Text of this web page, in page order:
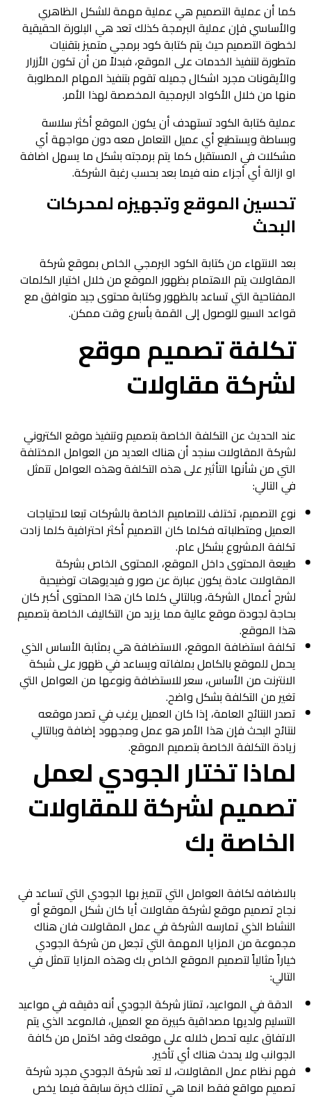
كما أن عملية التصميم هي عملية مهمة للشكل الظاهري
والأساسي فإن عملية البرمجة كذلك تعد هي البلورة الحقيقية
لخطوة التصميم حيث يتم كتابة كود برمجي متميز بتقنيات
متطورة لتنفيذ الخدمات على الموقع، فبدلاً من أن تكون الأزرار
والأيقونات مجرد اشكال جميله تقوم بتنفيذ المهام المطلوبة
منها من خلال الأكواد البرمجية المخصصة لهذا الأمر.
عملية كتابة الكود تستهدف أن يكون الموقع أكثر سلاسة
وبساطة ويستطيع أي عميل التعامل معه دون مواجهة أي
مشكلات في المستقبل كما يتم برمجته بشكل ما يسهل اضافة
او ازالة أي أجزاء منه فيما بعد بحسب رغبة الشركة.
تحسين الموقع وتجهيزه لمحركات
البحث
بعد الانتهاء من كتابة الكود البرمجي الخاص بموقع شركة
المقاولات يتم الاهتمام بظهور الموقع من خلال اختيار الكلمات
المفتاحية التي تساعد بالظهور وكتابة محتوى جيد متوافق مع
قواعد السيو للوصول إلى القمة بأسرع وقت ممكن.
تكلفة تصميم موقع
لشركة مقاولات
عند الحديث عن التكلفة الخاصة بتصميم وتنفيذ موقع الكتروني
لشركة المقاولات سنجد أن هناك العديد من العوامل المختلفة
التي من شأنها التأثير على هذه التكلفة وهذه العوامل تتمثل
في التالي:
نوع التصميم، تختلف للتصاميم الخاصة بالشركات تبعا لاحتياجات
العميل ومتطلباته فكلما كان التصميم أكثر احترافية كلما زادت
تكلفة المشروع بشكل عام.
طبيعة المحتوى داخل الموقع، المحتوى الخاص بشركة
المقاولات عادة يكون عبارة عن صور و فيديوهات توضيحية
لشرح أعمال الشركة، وبالتالي كلما كان هذا المحتوى أكبر كان
بحاجة لجودة موقع عالية مما يزيد من التكاليف الخاصة بتصميم
هذا الموقع.
تكلفة استضافة الموقع، الاستضافة هي بمثابة الأساس الذي
يحمل للموقع بالكامل بملفاته ويساعد في ظهور على شبكة
الانترنت من الأساس، سعر للاستضافة ونوعها من العوامل التي
تغير من التكلفة بشكل واضح.
تصدر النتائج العامة، إذا كان العميل يرغب في تصدر موقعه
لنتائج البحث فإن هذا الأمر هو عمل ومجهود إضافة وبالتالي
زيادة التكلفة الخاصة بتصميم الموقع.
لماذا تختار الجودي لعمل
تصميم لشركة للمقاولات
الخاصة بك
بالاضافه لكافة العوامل التي تتميز بها الجودي التي تساعد في
نجاح تصميم موقع لشركة مقاولات أيا كان شكل الموقع أو
النشاط الذي تمارسه الشركة في عمل المقاولات فان هناك
مجموعة من المزايا المهمة التي تجعل من شركة الجودي
خياراً مثالياً لتصميم الموقع الخاص بك وهذه المزايا تتمثل في
التالي:
الدقة في المواعيد، تمتاز شركة الجودي أنه دقيقه في مواعيد
التسليم ولديها مصداقية كبيرة مع العميل، فالموعد الذي يتم
الاتفاق عليه تحصل خلاله على موقعك وقد اكتمل من كافة
الجوانب ولا يحدث هناك أي تأخير.
فهم نظام عمل المقاولات، لا تعد شركة الجودي مجرد شركة
تصميم مواقع فقط انما هي تمتلك خبرة سابقة فيما يخص